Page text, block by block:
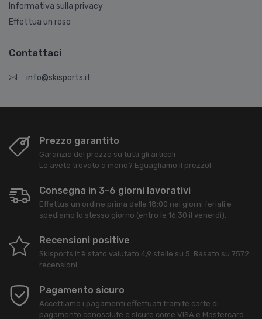
Informativa sulla privacy
Effettua un reso
Contattaci
info@skisports.it
Prezzo garantito
Garanzia del prezzo su tutti gli articoli
Lo avete trovato a meno? Eguagliamo il prezzo!
Consegna in 3-6 giorni lavorativi
Effettua un ordine prima delle 18:00 nei giorni feriali e
spediamo lo stesso giorno (entro le 16:30 il venerdì).
Recensioni positive
Skisports.it è stato valutato 4,9 stelle su 5 . Basato su 7572
recensioni.
Pagamento sicuro
Accettiamo i pagamenti effettuati tramite carte di
pagamento conosciute e sicure come VISA e Mastercard